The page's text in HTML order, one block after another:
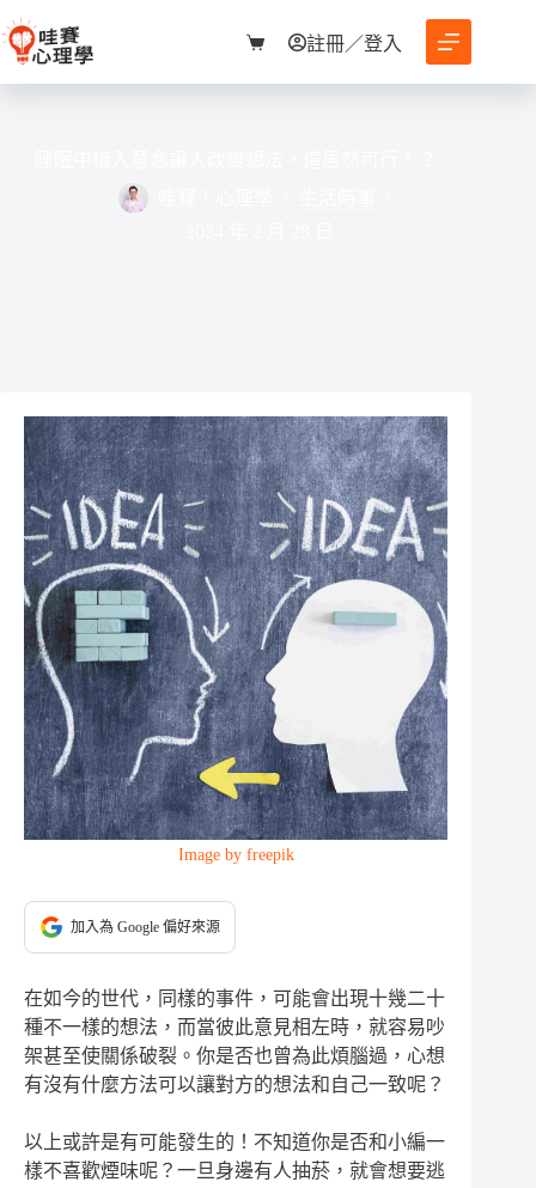
至
購
物
註冊／登入
Image by freepik
加入為 Google 偏好來源
在如今的世代，同樣的事件，可能會出現十幾二十
種不一樣的想法，而當彼此意見相左時，就容易吵
架甚至使關係破裂。你是否也曾為此煩腦過，心想
有沒有什麼方法可以讓對方的想法和自己一致呢？
以上或許是有可能發生的！不知道你是否和小編一
樣不喜歡煙味呢？一旦身邊有人抽菸，就會想要逃